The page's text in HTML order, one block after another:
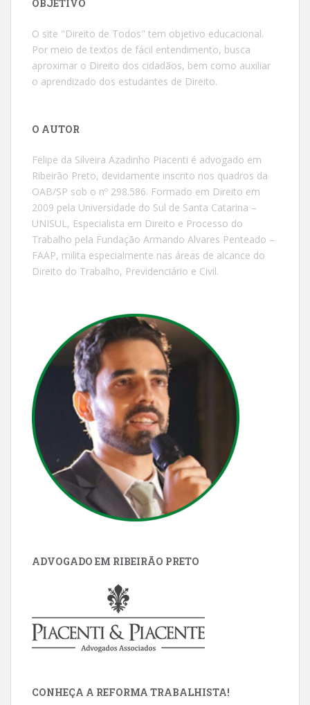
OBJETIVO
O site "Direito de Todos" tem objetivo educacional.
Por meio de textos de fácil entendimento, busca
aproximar o Direito dos cidadãos, bem como auxiliar
o aprendizado dos estudantes de Direito.
O AUTOR
Felipe da Silveira Azadinho Piacenti é advogado em
Ribeirão Preto, devidamente inscrito nos quadros da
OAB/SP sob o nº 298.586. Formado em Direito em
2009 pela Universidade do Sul de Santa Catarina –
UNISUL, Especialista em Direito e Processo do
Trabalho pela Fundação Armando Alvares Penteado –
FAAP, milita especialmente nas áreas de alcance do
Direito do Trabalho, Previdenciário e Civil.
ADVOGADO EM RIBEIRÃO PRETO
CONHEÇA A REFORMA TRABALHISTA!